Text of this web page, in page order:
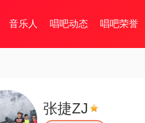
音乐人 唱吧动态 唱吧荣誉
张捷ZJ